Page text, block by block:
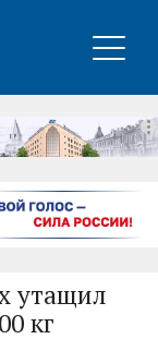
утащил
кг